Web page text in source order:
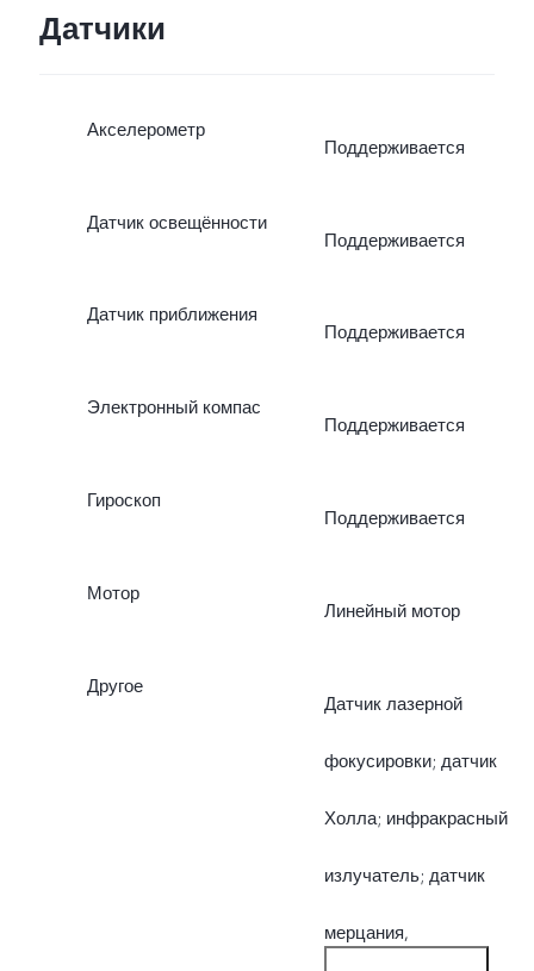
Датчики
Акселерометр
Поддерживается
Датчик освещённости
Поддерживается
Датчик приближения
Поддерживается
Электронный компас
Поддерживается
Гироскоп
Поддерживается
Мотор
Линейный мотор
Другое
Датчик лазерной
фокусировки; датчик
Холла; инфракрасный
излучатель; датчик
мерцания,